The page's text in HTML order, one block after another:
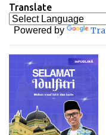
Translate
Powered by